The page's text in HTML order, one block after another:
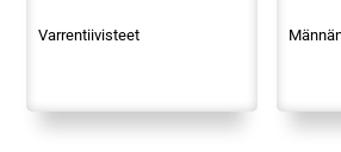
Varrentiivisteet